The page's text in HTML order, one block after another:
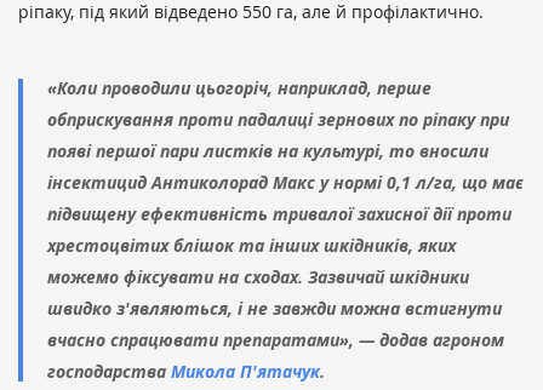
ріпаку, під який відведено 550 га, але й профілактично.
«Коли проводили цьогоріч, наприклад, перше
обприскування проти падалиці зернових по ріпаку при
появі першої пари листків на культурі, то вносили
інсектицид Антиколорад Макс у нормі 0,1 л/га, що має
підвищену ефективність тривалої захисної дії проти
хрестоцвітих блішок та інших шкідників, яких
можемо фіксувати на сходах. Зазвичай шкідники
швидко з'являються, і не завжди можна встигнути
вчасно спрацювати препаратами», — додав агроном
господарства Микола П'ятачук.